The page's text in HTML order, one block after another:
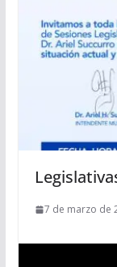
7 de marzo de